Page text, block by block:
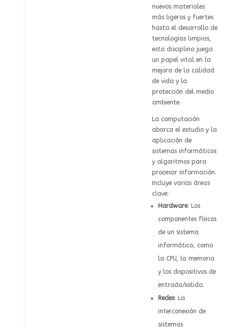
nuevos materiales
más ligeros y fuertes
hasta el desarrollo de
tecnologías limpias,
esta disciplina juega
un papel vital en la
mejora de la calidad
de vida y la
protección del medio
ambiente.
La computación
abarca el estudio y la
aplicación de
sistemas informáticos
y algoritmos para
procesar información.
Incluye varias áreas
clave:
Hardware: Los
componentes físicos
de un sistema
informático, como
la CPU, la memoria
y los dispositivos de
entrada/salida.
Redes: La
interconexión de
sistemas